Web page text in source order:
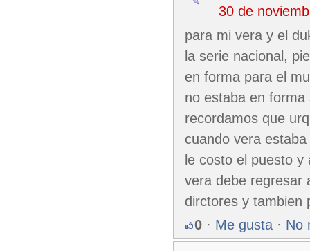
30 de
para mi vera y el
la serie nacional,
en forma para el
no estaba en
recordamos que
cuando vera
le costo el puesto
vera debe regresar
dirctores y tambien
0 · Me gusta · No